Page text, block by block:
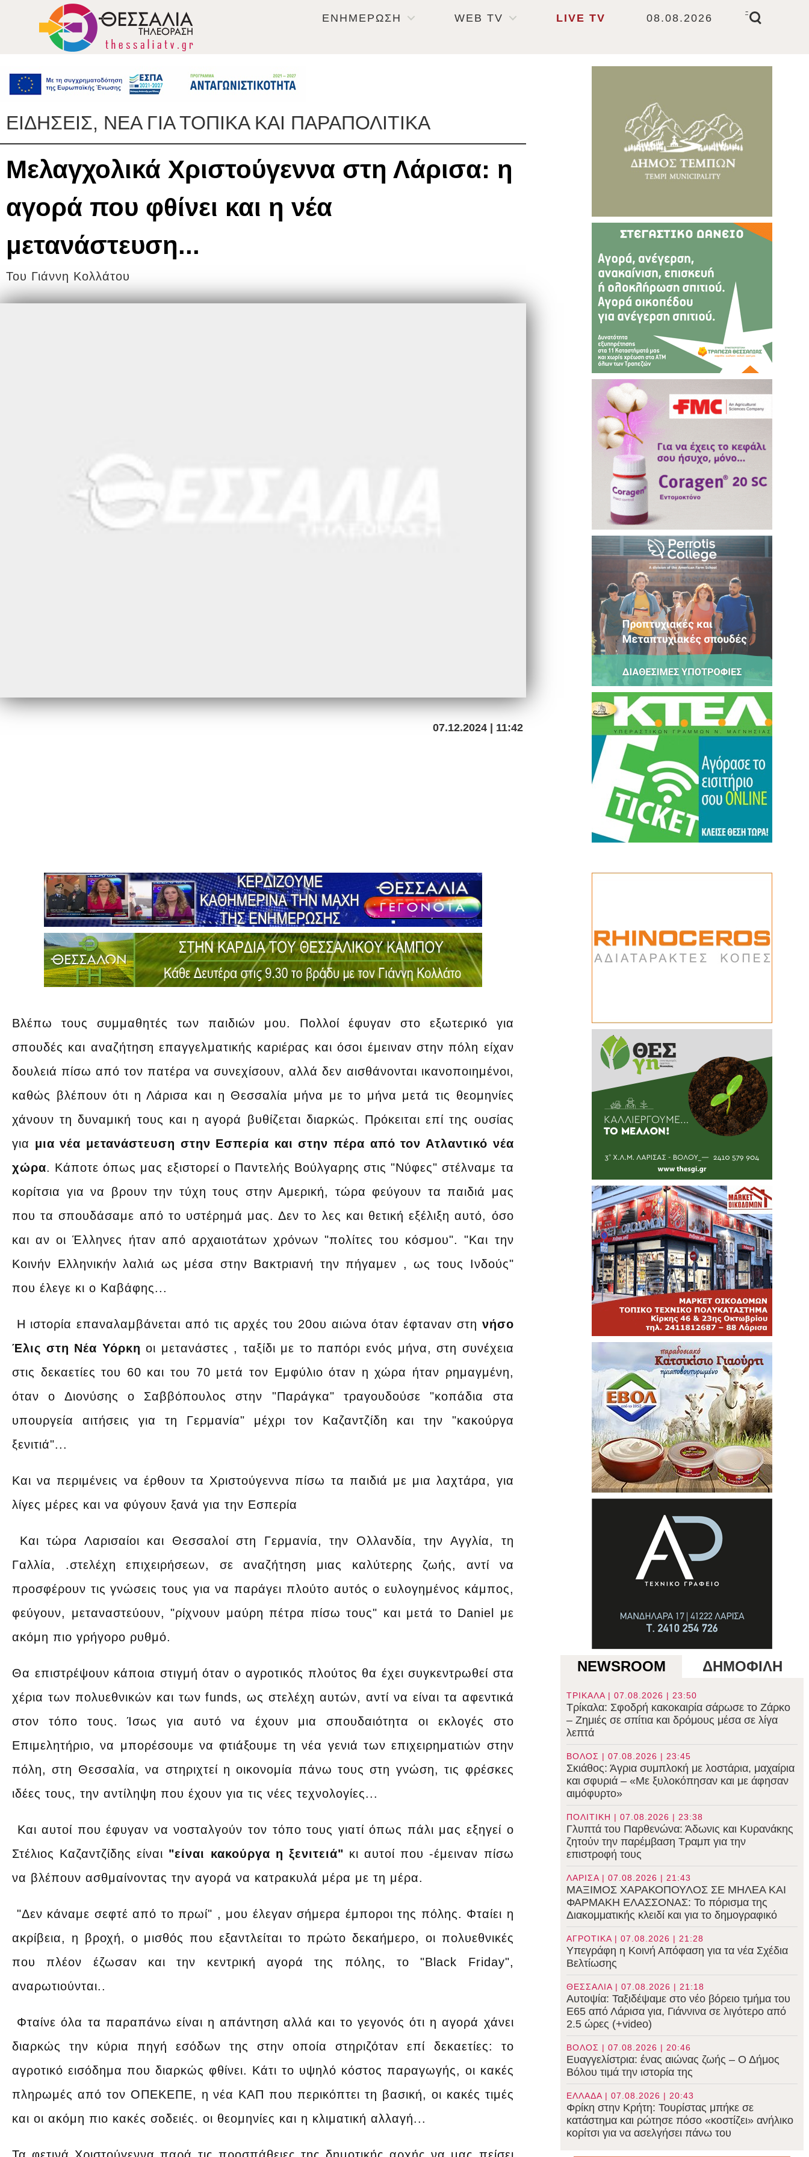
ΕΝΗΜΕΡΩΣΗ WEB TV LIVE TV 08.08.2026
-
ΕΙΔΗΣΕΙΣ, ΝΕΑ ΓΙΑ ΤΟΠΙΚΑ ΚΑΙ ΠΑΡΑΠΟΛΙΤΙΚΑ
Μελαγχολικά Χριστούγεννα στη Λάρισα: η
αγορά που φθίνει και η νέα
μετανάστευση...
Του Γιάννη Κολλάτου
07.12.2024 | 11:42
Βλέπω τους συμμαθητές των παιδιών μου. Πολλοί έφυγαν στο εξωτερικό για
σπουδές και αναζήτηση επαγγελματικής καριέρας και όσοι έμειναν στην πόλη είχαν
δουλειά πίσω από τον πατέρα να συνεχίσουν, αλλά δεν αισθάνονται ικανοποιημένοι,
καθώς βλέπουν ότι η Λάρισα και η Θεσσαλία μήνα με το μήνα μετά τις θεομηνίες
χάνουν τη δυναμική τους και η αγορά βυθίζεται διαρκώς. Πρόκειται επί της ουσίας
για μια νέα μετανάστευση στην Εσπερία και στην πέρα από τον Ατλαντικό νέα
χώρα. Κάποτε όπως μας εξιστορεί ο Παντελής Βούλγαρης στις "Νύφες" στέλναμε τα
κορίτσια για να βρουν την τύχη τους στην Αμερική, τώρα φεύγουν τα παιδιά μας
που τα σπουδάσαμε από το υστέρημά μας. Δεν το λες και θετική εξέλιξη αυτό, όσο
και αν οι Έλληνες ήταν από αρχαιοτάτων χρόνων "πολίτες του κόσμου". "Και την
Κοινήν Ελληνικήν λαλιά ως μέσα στην Βακτριανή την πήγαμεν , ως τους Ινδούς"
που έλεγε κι ο Καβάφης...
Η ιστορία επαναλαμβάνεται από τις αρχές του 20ου αιώνα όταν έφταναν στη νήσο
Έλις στη Νέα Υόρκη οι μετανάστες , ταξίδι με το παπόρι ενός μήνα, στη συνέχεια
στις δεκαετίες του 60 και του 70 μετά τον Εμφύλιο όταν η χώρα ήταν ρημαγμένη,
όταν ο Διονύσης ο Σαββόπουλος στην "Παράγκα" τραγουδούσε "κοπάδια στα
υπουργεία αιτήσεις για τη Γερμανία" μέχρι τον Καζαντζίδη και την "κακούργα
ξενιτιά"...
Και να περιμένεις να έρθουν τα Χριστούγεννα πίσω τα παιδιά με μια λαχτάρα, για
λίγες μέρες και να φύγουν ξανά για την Εσπερία
Και τώρα Λαρισαίοι και Θεσσαλοί στη Γερμανία, την Ολλανδία, την Αγγλία, τη
Γαλλία, .στελέχη επιχειρήσεων, σε αναζήτηση μιας καλύτερης ζωής, αντί να
προσφέρουν τις γνώσεις τους για να παράγει πλούτο αυτός ο ευλογημένος κάμπος,
φεύγουν, μεταναστεύουν, "ρίχνουν μαύρη πέτρα πίσω τους" και μετά το Daniel με
ακόμη πιο γρήγορο ρυθμό.
Θα επιστρέψουν κάποια στιγμή όταν ο αγροτικός πλούτος θα έχει συγκεντρωθεί στα
χέρια των πολυεθνικών και των funds, ως στελέχη αυτών, αντί να είναι τα αφεντικά
στον τόπο τους. Ίσως για αυτό να έχουν μια σπουδαιότητα οι εκλογές στο
Επιμελητήριο, να μπορέσουμε να φτιάξουμε τη νέα γενιά των επιχειρηματιών στην
πόλη, στη Θεσσαλία, να στηριχτεί η οικονομία πάνω τους στη γνώση, τις φρέσκες
ιδέες τους, την αντίληψη που έχουν για τις νέες τεχνολογίες...
Και αυτοί που έφυγαν να νοσταλγούν τον τόπο τους γιατί όπως πάλι μας εξηγεί ο
Στέλιος Καζαντζίδης είναι "είναι κακούργα η ξενιτειά" κι αυτοί που -έμειναν πίσω
να βλέπουν ασθμαίνοντας την αγορά να κατρακυλά μέρα με τη μέρα.
"Δεν κάναμε σεφτέ από το πρωί" , μου έλεγαν σήμερα έμποροι της πόλης. Φταίει η
ακρίβεια, η βροχή, ο μισθός που εξαντλείται το πρώτο δεκαήμερο, οι πολυεθνικές
που πλέον έζωσαν και την κεντρική αγορά της πόλης, το "Black Friday",
αναρωτιούνται..
Φταίνε όλα τα παραπάνω είναι η απάντηση αλλά και το γεγονός ότι η αγορά χάνει
διαρκώς την κύρια πηγή εσόδων της στην οποία στηριζόταν επί δεκαετίες: το
αγροτικό εισόδημα που διαρκώς φθίνει. Κάτι το υψηλό κόστος παραγωγής, οι κακές
πληρωμές από τον ΟΠΕΚΕΠΕ, η νέα ΚΑΠ που περικόπτει τη βασική, οι κακές τιμές
και οι ακόμη πιο κακές σοδειές. οι θεομηνίες και η κλιματική αλλαγή...
NEWSROOM ΔΗΜΟΦΙΛΗ
ΤΡΙΚΑΛΑ | 07.08.2026 | 23:50
Τρίκαλα: Σφοδρή κακοκαιρία σάρωσε το Ζάρκο
– Ζημιές σε σπίτια και δρόμους μέσα σε λίγα
λεπτά
ΒΟΛΟΣ | 07.08.2026 | 23:45
Σκιάθος: Άγρια συμπλοκή με λοστάρια, μαχαίρια
και σφυριά – «Με ξυλοκόπησαν και με άφησαν
αιμόφυρτο»
ΠΟΛΙΤΙΚΗ | 07.08.2026 | 23:38
Γλυπτά του Παρθενώνα: Άδωνις και Κυρανάκης
ζητούν την παρέμβαση Τραμπ για την
επιστροφή τους
ΛΑΡΙΣΑ | 07.08.2026 | 21:43
ΜΑΞΙΜΟΣ ΧΑΡΑΚΟΠΟΥΛΟΣ ΣΕ ΜΗΛΕΑ ΚΑΙ
ΦΑΡΜΑΚΗ ΕΛΑΣΣΟΝΑΣ: Το πόρισμα της
Διακομματικής κλειδί και για το δημογραφικό
ΑΓΡΟΤΙΚΑ | 07.08.2026 | 21:28
Υπεγράφη η Κοινή Απόφαση για τα νέα Σχέδια
Βελτίωσης
ΘΕΣΣΑΛΙΑ | 07.08.2026 | 21:18
Αυτοψία: Ταξιδέψαμε στο νέο βόρειο τμήμα του
Ε65 από Λάρισα για, Γιάννινα σε λιγότερο από
2.5 ώρες (+video)
ΒΟΛΟΣ | 07.08.2026 | 20:46
Ευαγγελίστρια: ένας αιώνας ζωής – Ο Δήμος
Βόλου τιμά την ιστορία της
ΕΛΛΑΔΑ | 07.08.2026 | 20:43
Φρίκη στην Κρήτη: Τουρίστας μπήκε σε
κατάστημα και ρώτησε πόσο «κοστίζει» ανήλικο
κορίτσι για να ασελγήσει πάνω του